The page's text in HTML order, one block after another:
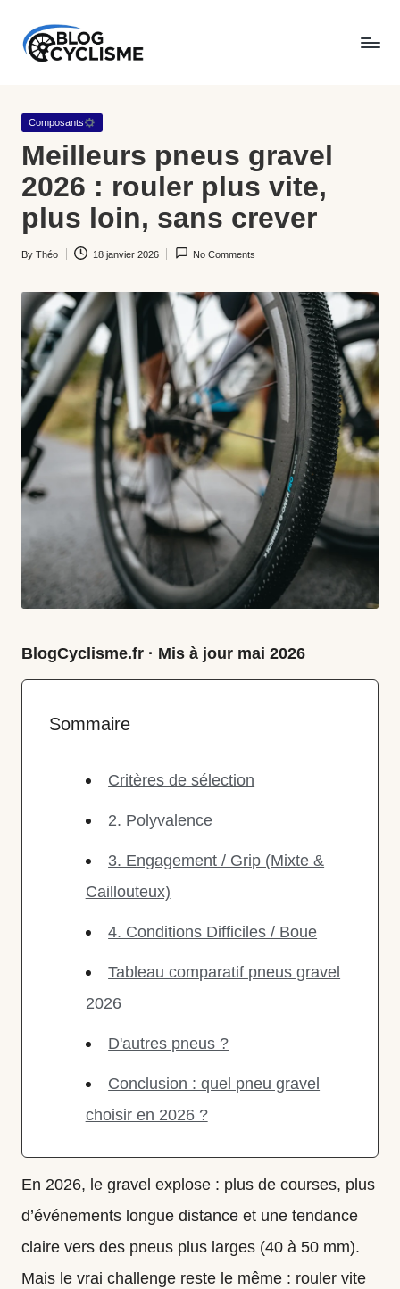
Skip
l
o
g
C
y
cl
is
m
e
goudron
aux
chemins,
BlogCyclisme.fr
partage
meilleur
du
vélo
:
tests
de
matos,
nutrition,
actus
route
Posted
Composants
Meilleurs pneus gravel
2026 : rouler plus vite,
plus loin, sans crever
Posted
By Théo 18 janvier 2026 No Comments
BlogCyclisme.fr · Mis à jour mai 2026
Sommaire
Critères de sélection
2. Polyvalence
3. Engagement / Grip (Mixte &
Caillouteux)
4. Conditions Difficiles / Boue
Tableau comparatif pneus gravel
2026
D'autres pneus ?
Conclusion : quel pneu gravel
choisir en 2026 ?
En 2026, le gravel explose : plus de courses, plus
d’événements longue distance et une tendance
claire vers des pneus plus larges (40 à 50 mm).
Mais le vrai challenge reste le même : rouler vite